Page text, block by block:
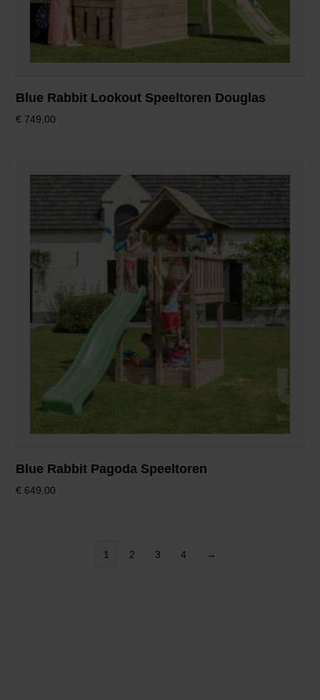
Blue Rabbit Lookout Speeltoren Douglas
€ 749,00
Blue Rabbit Pagoda Speeltoren
€ 649,00
1 2 3 4 →